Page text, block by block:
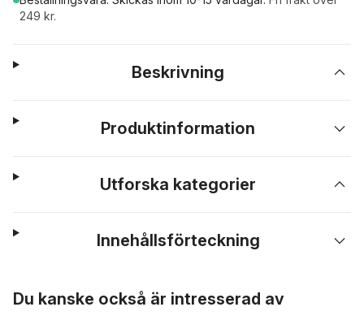
249 kr.
Beskrivning
Produktinformation
Utforska kategorier
Innehållsförteckning
Du kanske också är intresserad av